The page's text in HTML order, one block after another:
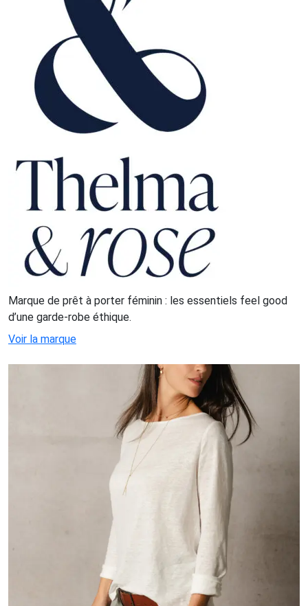
Marque de prêt à porter féminin : les essentiels feel good
d’une garde-robe éthique.
Voir la marque